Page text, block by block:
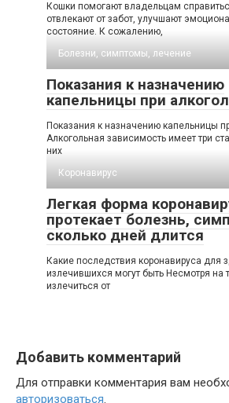
Кошки помогают владельцам
отвлекают от забот, улучшают
состояние. К сожалению,
Болезни, симптомы, лечение
Показания к назначению
капельницы при
Показания к назначению капельницы
Алкогольная зависимость имеет три
них
Коронавирус
Легкая форма
протекает болезнь,
сколько дней длится
Какие последствия коронавируса для
излечившихся могут быть Несмотря на
излечиться от
Добавить комментарий
Для отправки комментария вам
авторизоваться.